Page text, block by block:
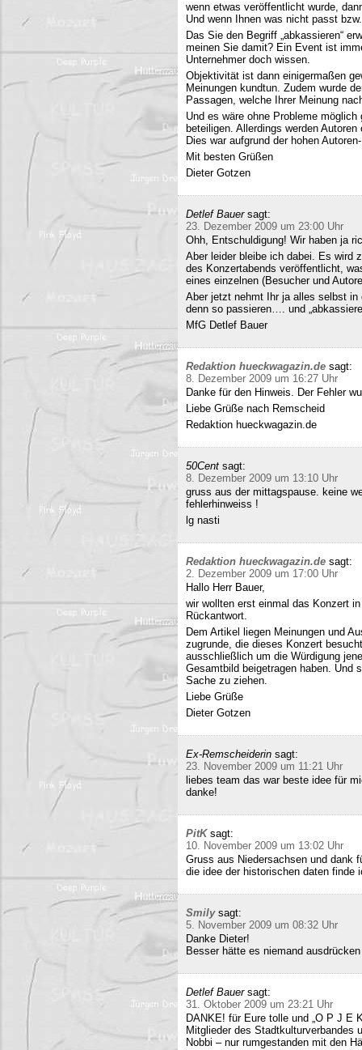
wenn etwas veröffentlicht wurde,
Und wenn Ihnen was nicht passt
Das Sie den Begriff „abkassieren“
meinen Sie damit? Ein Event ist
Unternehmer doch wissen.
Objektivität ist dann einigermaßen
Meinungen kundtun. Zudem wurde
Passagen, welche Ihrer Meinung
Und es wäre ohne Probleme
beteiligen. Allerdings werden
Dies war aufgrund der hohen
Mit besten Grüßen
Dieter Gotzen
Detlef Bauer sagt:
23. Dezember 2009 um 23:00 Uhr
Ohh, Entschuldigung! Wir haben ja
Aber leider bleibe ich dabei. Es wird
des Konzertabends veröffentlicht,
eines einzelnen (Besucher und
Aber jetzt nehmt Ihr ja alles selbst
denn so passieren…. und
MfG Detlef Bauer
Redaktion hueckwagazin.de sagt:
8. Dezember 2009 um 16:27 Uhr
Danke für den Hinweis. Der Fehler
Liebe Grüße nach Remscheid
Redaktion hueckwagazin.de
50Cent sagt:
8. Dezember 2009 um 13:10 Uhr
gruss aus der mittagspause. keine
fehlerhinweiss !
lg nasti
Redaktion hueckwagazin.de sagt:
2. Dezember 2009 um 17:00 Uhr
Hallo Herr Bauer,
wir wollten erst einmal das Konzert
Rückantwort.
Dem Artikel liegen Meinungen und
zugrunde, die dieses Konzert
ausschließlich um die Würdigung
Gesamtbild beigetragen haben. Und
Sache zu ziehen.
Liebe Grüße
Dieter Gotzen
Ex-Remscheiderin sagt:
23. November 2009 um 11:21 Uhr
liebes team das war beste idee für
danke!
PitK sagt:
10. November 2009 um 13:02 Uhr
Gruss aus Niedersachsen und dank
die idee der historischen daten finde
Smily sagt:
5. November 2009 um 08:32 Uhr
Danke Dieter!
Besser hätte es niemand
Detlef Bauer sagt:
31. Oktober 2009 um 23:21 Uhr
DANKE! für Eure tolle und „O P J E
Mitglieder des Stadtkulturverbandes
Nobbi – nur rumgestanden mit den